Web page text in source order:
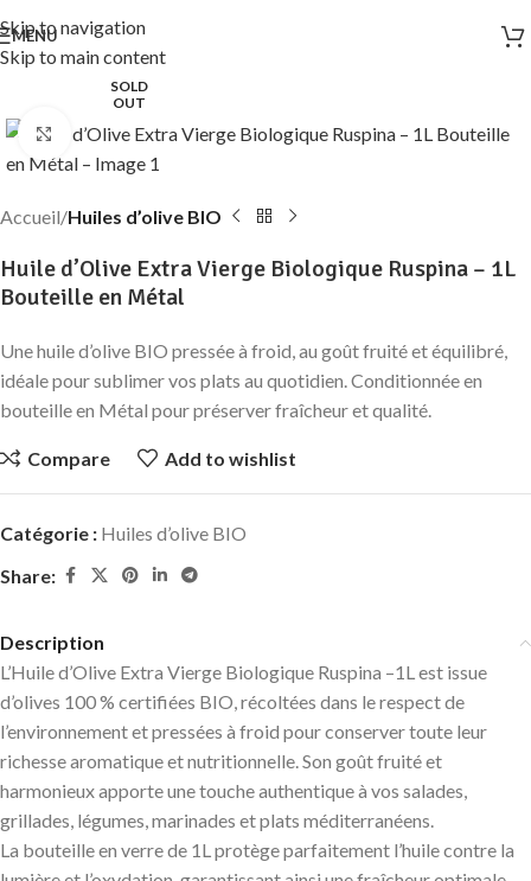
Skip to navigation
Skip to main content
MENU
SOLD
OUT
Click to enlarge
Accueil Huiles d’olive BIO
Huile d’Olive Extra Vierge Biologique Ruspina – 1L
Bouteille en Métal
Une huile d’olive BIO pressée à froid, au goût fruité et équilibré,
idéale pour sublimer vos plats au quotidien. Conditionnée en
bouteille en Métal pour préserver fraîcheur et qualité.
Compare Add to wishlist
Catégorie : Huiles d’olive BIO
Share:
Description
L’Huile d’Olive Extra Vierge Biologique Ruspina –1L est issue
d’olives 100 % certifiées BIO, récoltées dans le respect de
l’environnement et pressées à froid pour conserver toute leur
richesse aromatique et nutritionnelle. Son goût fruité et
harmonieux apporte une touche authentique à vos salades,
grillades, légumes, marinades et plats méditerranéens.
La bouteille en verre de 1L protège parfaitement l’huile contre la